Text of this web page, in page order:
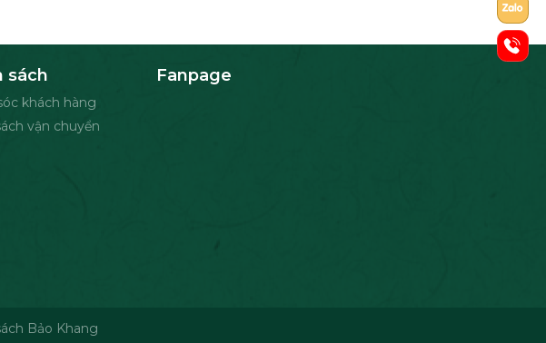
sách
khách hàng
vận chuyển
Fanpage
Bảo Khang